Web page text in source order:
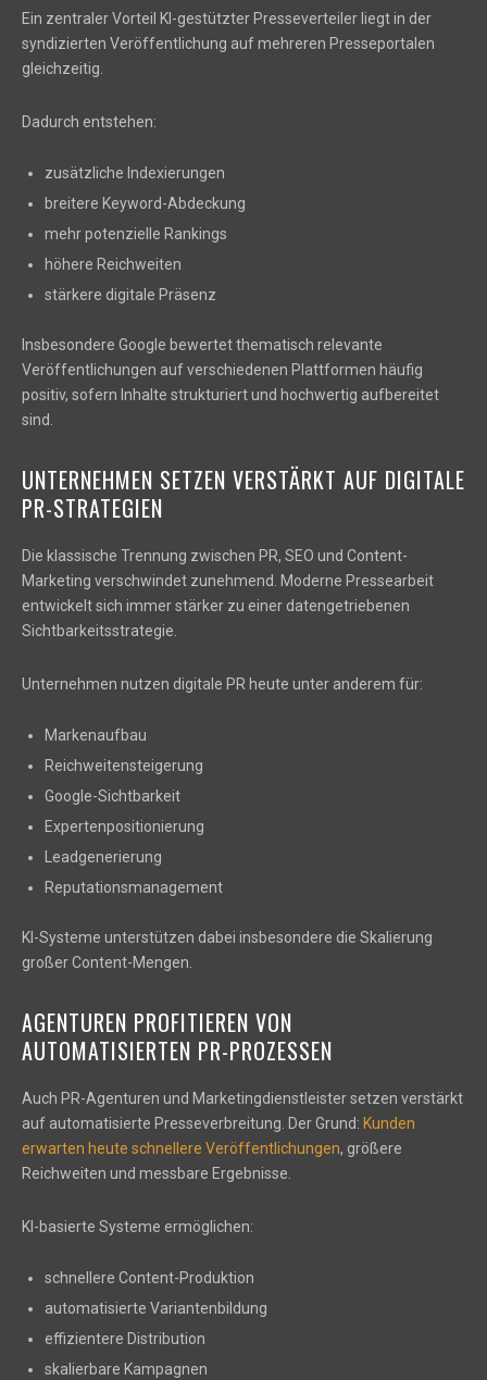
Ein zentraler Vorteil KI-gestützter Presseverteiler liegt in der
syndizierten Veröffentlichung auf mehreren Presseportalen
gleichzeitig.
Dadurch entstehen:
zusätzliche Indexierungen
breitere Keyword-Abdeckung
mehr potenzielle Rankings
höhere Reichweiten
stärkere digitale Präsenz
Insbesondere Google bewertet thematisch relevante
Veröffentlichungen auf verschiedenen Plattformen häufig
positiv, sofern Inhalte strukturiert und hochwertig aufbereitet
sind.
UNTERNEHMEN SETZEN VERSTÄRKT AUF DIGITALE
PR-STRATEGIEN
Die klassische Trennung zwischen PR, SEO und Content-
Marketing verschwindet zunehmend. Moderne Pressearbeit
entwickelt sich immer stärker zu einer datengetriebenen
Sichtbarkeitsstrategie.
Unternehmen nutzen digitale PR heute unter anderem für:
Markenaufbau
Reichweitensteigerung
Google-Sichtbarkeit
Expertenpositionierung
Leadgenerierung
Reputationsmanagement
KI-Systeme unterstützen dabei insbesondere die Skalierung
großer Content-Mengen.
AGENTUREN PROFITIEREN VON
AUTOMATISIERTEN PR-PROZESSEN
Auch PR-Agenturen und Marketingdienstleister setzen verstärkt
auf automatisierte Presseverbreitung. Der Grund: Kunden
erwarten heute schnellere Veröffentlichungen, größere
Reichweiten und messbare Ergebnisse.
KI-basierte Systeme ermöglichen:
schnellere Content-Produktion
automatisierte Variantenbildung
effizientere Distribution
skalierbare Kampagnen